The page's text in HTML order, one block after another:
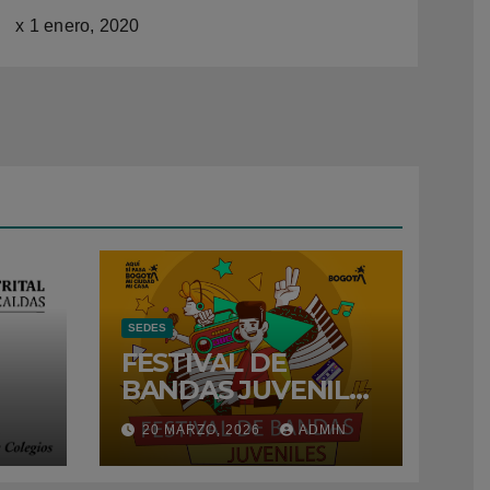
x 1 enero, 2020
SEDES
FESTIVAL DE
BANDAS JUVENILES
– 2026
20 MARZO, 2026 ADMIN